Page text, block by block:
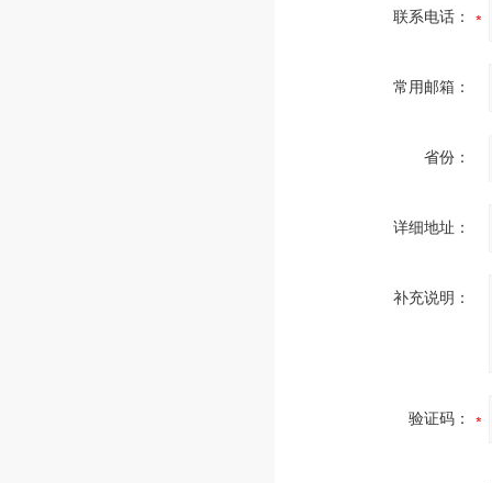
联系电话：
常用邮箱：
省份：
详细地址：
补充说明：
验证码：